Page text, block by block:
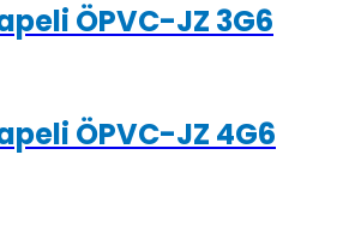
ÖPVC-JZ 3G6
ÖPVC-JZ 4G6